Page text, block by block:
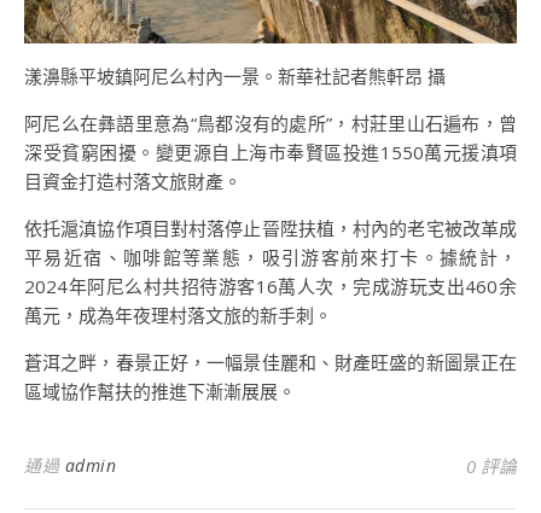
漾濞縣平坡鎮阿尼么村內一景。新華社記者熊軒昂 攝
阿尼么在彝語里意為“鳥都沒有的處所”，村莊里山石遍布，曾
深受貧窮困擾。變更源自上海市奉賢區投進1550萬元援滇項
目資金打造村落文旅財產。
依托滬滇協作項目對村落停止晉陞扶植，村內的老宅被改革成
平易近宿、咖啡館等業態，吸引游客前來打卡。據統計，
2024年阿尼么村共招待游客16萬人次，完成游玩支出460余
萬元，成為年夜理村落文旅的新手刺。
蒼洱之畔，春景正好，一幅景佳麗和、財產旺盛的新圖景正在
區域協作幫扶的推進下漸漸展展。
通過 admin 0 評論